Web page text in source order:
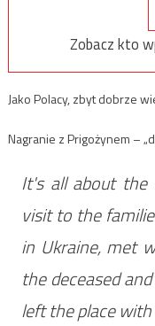
Zobacz kto
Jako Polacy, zbyt dobrze
Nagranie z Prigożynem –
It's all about the
visit to the
in Ukraine, met
the deceased
left the place with